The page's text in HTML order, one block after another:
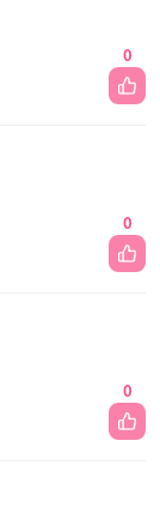
0
0
0